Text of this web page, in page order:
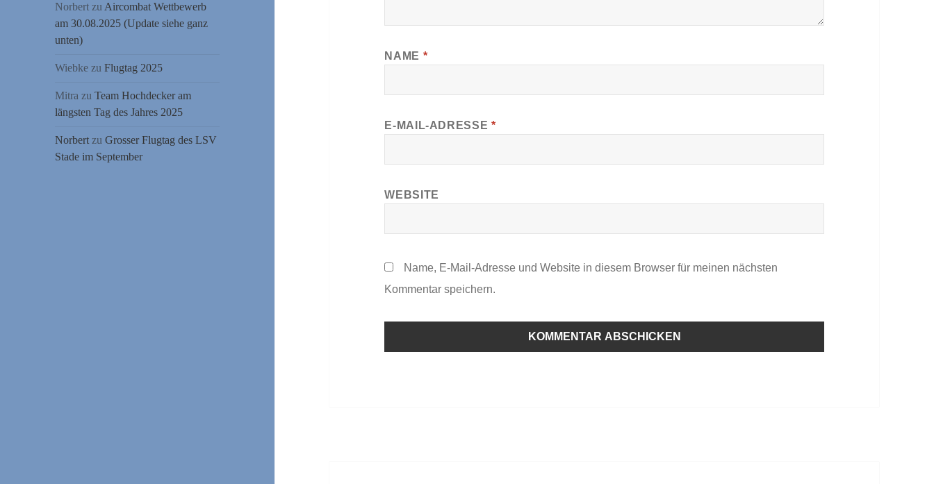
Norbert zu Aircombat Wettbewerb
am 30.08.2025 (Update siehe ganz
unten)
Wiebke zuFlugtag 2025
Mitra zuTeam Hochdecker am
längsten Tag des Jahres 2025
Norbert zuGrosser Flugtag des LSV
Stade im September
NAME *
E-MAIL-ADRESSE *
WEBSITE
Name, E-Mail-Adresse und Website in diesem Browser für meinen nächsten
Kommentar speichern.